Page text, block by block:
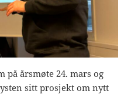
årsmøte 24. mars og
sitt prosjekt om nytt